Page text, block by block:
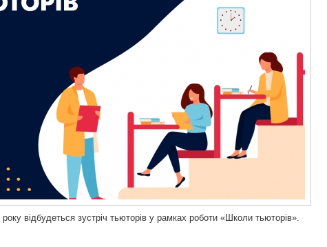
відбудеться зустріч тьюторів у рамках роботи «Школи тьюторів».